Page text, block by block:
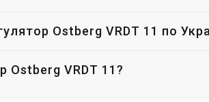
Ostberg VRDT 11 по
Ostberg VRDT 11?